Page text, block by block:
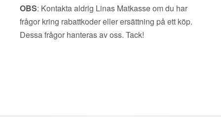
OBS: Kontakta aldrig Linas Matkasse om du har
frågor kring rabattkoder eller ersättning på ett köp.
Dessa frågor hanteras av oss. Tack!